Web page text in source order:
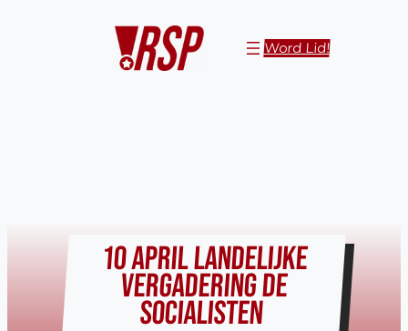
Word Lid!
10 APRIL LANDELIJKE
VERGADERING DE
SOCIALISTEN